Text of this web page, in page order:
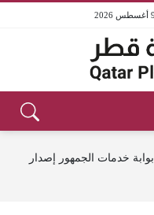
بوابة خدمات الجمهور إصدار